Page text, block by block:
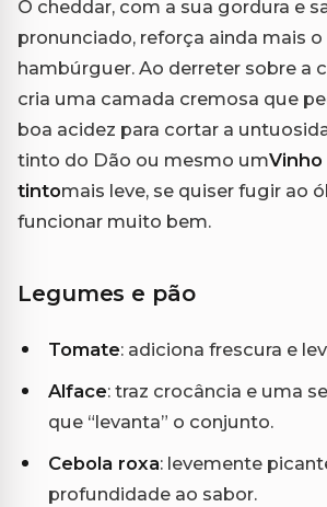
O cheddar, com a sua gordura e
pronunciado, reforça ainda mais o
hambúrguer. Ao derreter sobre a
cria uma camada cremosa que
boa acidez para cortar a
tinto do Dão ou mesmo umVinho
tintomais leve, se quiser fugir ao
funcionar muito bem.
Legumes e pão
Tomate: adiciona frescura e
Alface: traz crocância e uma
que “levanta” o conjunto.
Cebola roxa: levemente
profundidade ao sabor.